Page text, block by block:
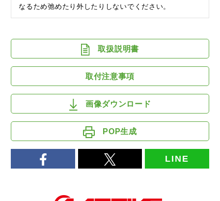
なるため弛めたり外したりしないでください。
取扱説明書
取付注意事項
画像ダウンロード
POP生成
LINE